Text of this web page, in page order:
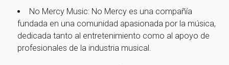
No Mercy Music: No Mercy es una compañía
fundada en una comunidad apasionada por la música,
dedicada tanto al entretenimiento como al apoyo de
profesionales de la industria musical.